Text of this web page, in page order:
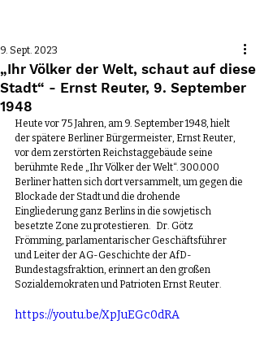
„Ihr Völker der Welt, schaut auf diese
Stadt“ - Ernst Reuter, 9. September
1948
9. Sept. 2023
Heute vor 75 Jahren, am 9. September 1948, hielt
der spätere Berliner Bürgermeister, Ernst Reuter,
vor dem zerstörten Reichstaggebäude seine
berühmte Rede „Ihr Völker der Welt“. 300.000
Berliner hatten sich dort versammelt, um gegen die
Blockade der Stadt und die drohende
Eingliederung ganz Berlins in die sowjetisch
besetzte Zone zu protestieren.   Dr. Götz
Frömming, parlamentarischer Geschäftsführer
und Leiter der AG-Geschichte der AfD-
Bundestagsfraktion, erinnert an den großen
Sozialdemokraten und Patrioten Ernst Reuter.
https://youtu.be/XpJuEGc0dRA